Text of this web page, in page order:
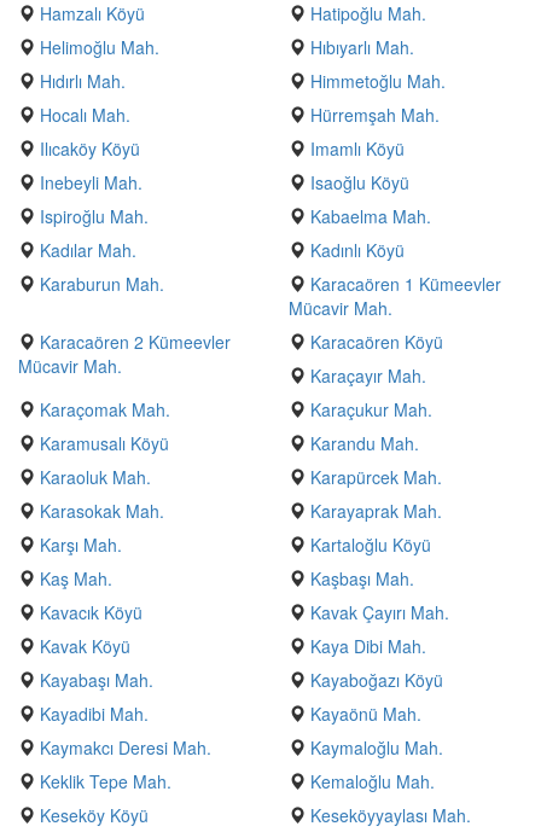
Hamzalı Köyü
Hatipoğlu Mah.
Helimoğlu Mah.
Hıbıyarlı Mah.
Hıdırlı Mah.
Himmetoğlu Mah.
Hocalı Mah.
Hürremşah Mah.
Ilıcaköy Köyü
Imamlı Köyü
Inebeyli Mah.
Isaoğlu Köyü
Ispiroğlu Mah.
Kabaelma Mah.
Kadılar Mah.
Kadınlı Köyü
Karaburun Mah.
Karacaören 1 Kümeevler
Mücavir Mah.
Karacaören 2 Kümeevler
Mücavir Mah.
Karacaören Köyü
Karaçayır Mah.
Karaçomak Mah.
Karaçukur Mah.
Karamusalı Köyü
Karandu Mah.
Karaoluk Mah.
Karapürcek Mah.
Karasokak Mah.
Karayaprak Mah.
Karşı Mah.
Kartaloğlu Köyü
Kaş Mah.
Kaşbaşı Mah.
Kavacık Köyü
Kavak Çayırı Mah.
Kavak Köyü
Kaya Dibi Mah.
Kayabaşı Mah.
Kayaboğazı Köyü
Kayadibi Mah.
Kayaönü Mah.
Kaymakcı Deresi Mah.
Kaymaloğlu Mah.
Keklik Tepe Mah.
Kemaloğlu Mah.
Keseköy Köyü
Keseköyyaylası Mah.